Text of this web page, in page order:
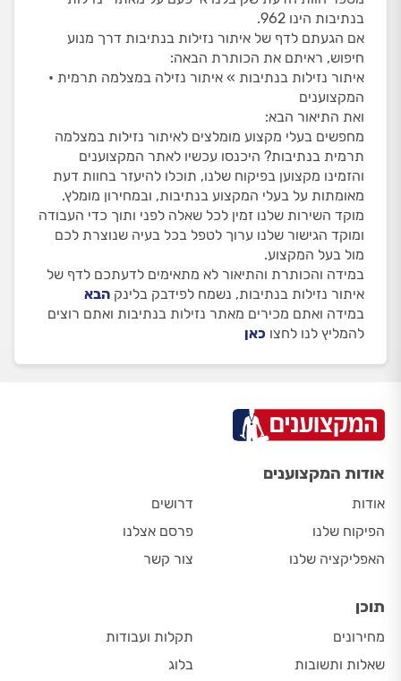
בנתיבות הינו 962.
אם הגעתם לדף של איתור נזילות בנתיבות דרך מנוע
חיפוש, ראיתם את הכותרת הבאה:
איתור נזילות בנתיבות » איתור נזילה במצלמה תרמית •
המקצוענים
ואת התיאור הבא:
מחפשים בעלי מקצוע מומלצים לאיתור נזילות במצלמה
תרמית בנתיבות? היכנסו עכשיו לאתר המקצוענים
והזמינו מקצוען בפיקוח שלנו, תוכלו להיעזר בחוות דעת
מאומתות על בעלי המקצוע בנתיבות, ובמחירון מומלץ.
מוקד השירות שלנו זמין לכל שאלה לפני ותוך כדי העבודה
ומוקד הגישור שלנו ערוך לטפל בכל בעיה שנוצרת לכם
מול בעל המקצוע.
במידה והכותרת והתיאור לא מתאימים לדעתכם לדף של
איתור נזילות בנתיבות, נשמח לפידבק בלינק הבא
במידה ואתם מכירים מאתר נזילות בנתיבות ואתם רוצים
להמליץ לנו לחצו כאן
אודות המקצוענים
אודות
הפיקוח שלנו
האפליקציה שלנו
דרושים
פרסם אצלנו
צור קשר
תוכן
מחירונים
שאלות ותשובות
תקלות ועבודות
בלוג